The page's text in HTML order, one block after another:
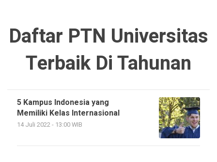
Daftar PTN Universitas
Terbaik Di Tahunan
5 Kampus Indonesia yang
Memiliki Kelas Internasional
14 Juli 2022 - 13:00 WIB